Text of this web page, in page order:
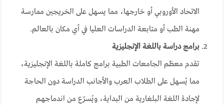
الاتحاد الأوروبي أو خارجها، مما يسهل على الخريجين ممارسة
مهنة الطب أو متابعة الدراسات العليا في أي مكان بالعالم.
برامج دراسة باللغة الإنجليزية
تقدم معظم الجامعات الطبية برامج كاملة باللغة الإنجليزية،
مما يُسهل على الطلاب العرب والأجانب الدراسة دون الحاجة
لإجادة اللغة البلغارية من البداية، ويُسرّع من اندماجهم